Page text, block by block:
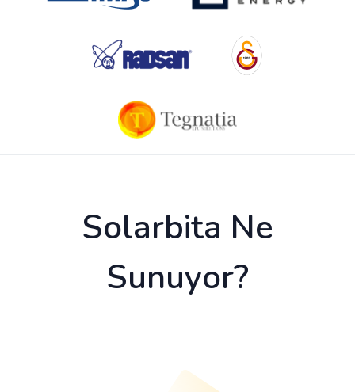
Solarbita Ne
Sunuyor?